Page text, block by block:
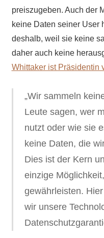
preiszugeben. Auch der
keine Daten seiner User
deshalb, weil sie keine
daher auch keine
Whittaker ist Präsidentin
„Wir sammeln
Leute sagen, wer
nutzt oder wie sie
keine Daten, die
Dies ist der Kern
einzige
gewährleisten.
wir unsere